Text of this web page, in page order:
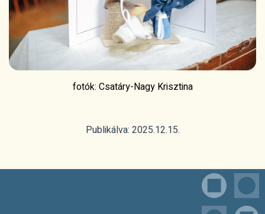
fotók: Csatáry-Nagy Krisztina
Publikálva: 2025.12.15.